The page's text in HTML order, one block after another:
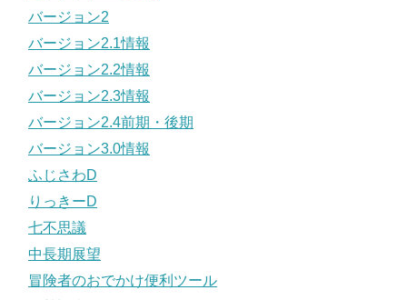
バージョン2
バージョン2.1情報
バージョン2.2情報
バージョン2.3情報
バージョン2.4前期・後期
バージョン3.0情報
ふじさわD
りっきーD
七不思議
中長期展望
冒険者のおでかけ便利ツール